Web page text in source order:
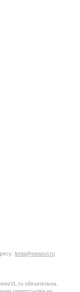
lenta@newsvl.ru
обязательна.